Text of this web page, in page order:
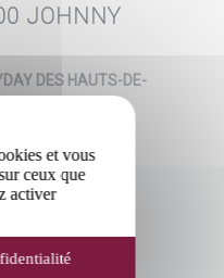
JOHNNY
DES HAUTS-DE-
et vous
ceux que
activer